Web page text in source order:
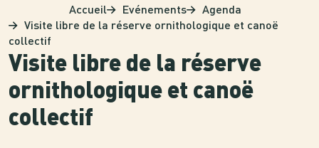
Visite libre de la réserve
ornithologique et canoë
collectif
Accueil Evénements
Agenda
Visite libre de la réserve ornithologique et canoë
collectif